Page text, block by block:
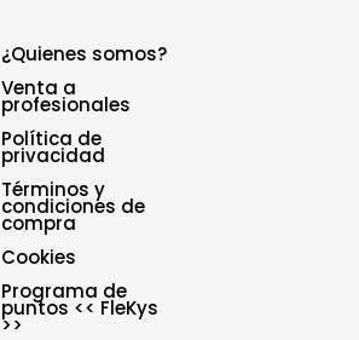
¿Quienes somos?
Venta a
profesionales
Política de
privacidad
Términos y
condiciones de
compra
Cookies
Programa de
puntos << FleKys
>>